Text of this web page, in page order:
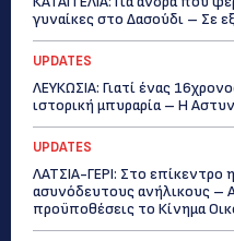
γυναίκες στο Δασούδι – Σε
UPDATES
ΛΕΥΚΩΣΙΑ: Γιατί ένας
ιστορική μπυραρία – Η
UPDATES
ΛΑΤΣΙΑ-ΓΕΡΙ: Στο επίκεντρο
ασυνόδευτους ανήλικους –
προϋποθέσεις το Κίνημα